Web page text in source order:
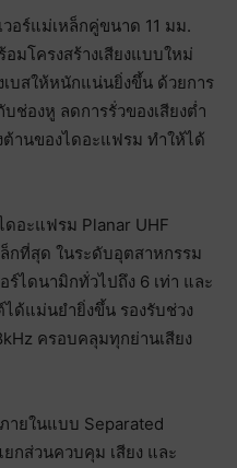
อร์แม่เหล็กคู่ขนาด 11 มม.
มโครงสร้างเสียงแบบใหม่
เบสให้หนักแน่นยิ่งขึ้น ด้วยการ
ช่องหู ลดการรั่วของเสียงต่ำ
านของไดอะแฟรม ทำให้ได้
อะแฟรม Planar UHF
กที่สุด ในระดับอุตสาหกรรม
ไดนามิกทั่วไปถึง 6 เท่า และ
ด้แม่นยำยิ่งขึ้น รองรับช่วง
ครอบคลุมทุกย่านเสียง
ายในแบบ Separated
กส่วนควบคุม เสียง และ